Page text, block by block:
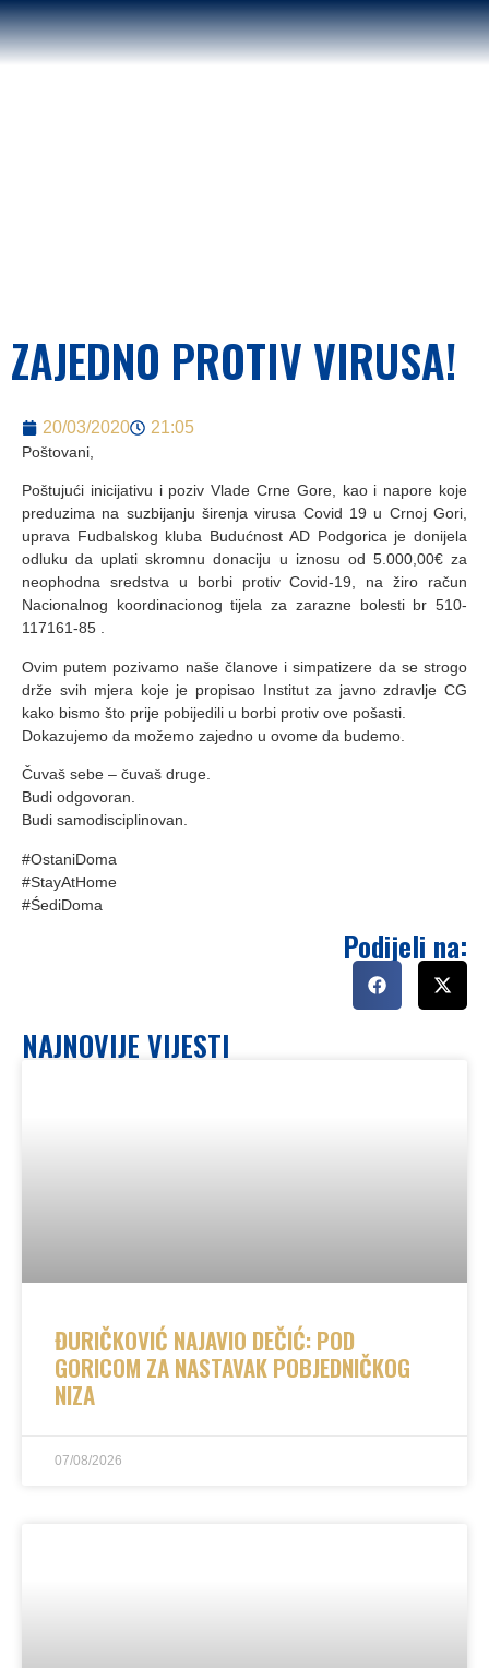
ZAJEDNO PROTIV VIRUSA!
20/03/2020 21:05
Poštovani,
Poštujući inicijativu i poziv Vlade Crne Gore, kao i napore koje
preduzima na suzbijanju širenja virusa Covid 19 u Crnoj Gori,
uprava Fudbalskog kluba Budućnost AD Podgorica je donijela
odluku da uplati skromnu donaciju u iznosu od 5.000,00€ za
neophodna sredstva u borbi protiv Covid-19, na žiro račun
Nacionalnog koordinacionog tijela za zarazne bolesti br 510-
117161-85 .
Ovim putem pozivamo naše članove i simpatizere da se strogo
drže svih mjera koje je propisao Institut za javno zdravlje CG
kako bismo što prije pobijedili u borbi protiv ove pošasti.
Dokazujemo da možemo zajedno u ovome da budemo.
Čuvaš sebe – čuvaš druge.
Budi odgovoran.
Budi samodisciplinovan.
#OstaniDoma
#StayAtHome
#ŚediDoma
Podijeli na:
NAJNOVIJE VIJESTI
ĐURIČKOVIĆ NAJAVIO DEČIĆ: POD
GORICOM ZA NASTAVAK POBJEDNIČKOG
NIZA
07/08/2026